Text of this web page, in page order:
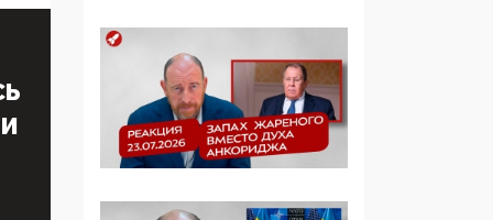
деятельность ИИТО
ЮНЕСКО в России, но
цифроглобалисты
продолжают
определять повестку в
образовании
09:43, 01 Июня 2026